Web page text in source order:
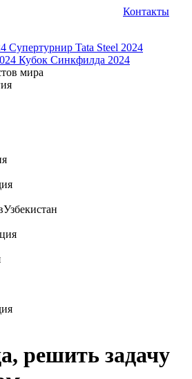
Контакты
Супертурнир Tata Steel 2024
Кубок Синкфилда 2024
мира
Узбекистан
решить задачу